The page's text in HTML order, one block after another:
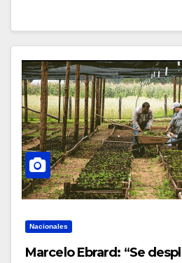
Nacionales
Marcelo Ebrard: “Se